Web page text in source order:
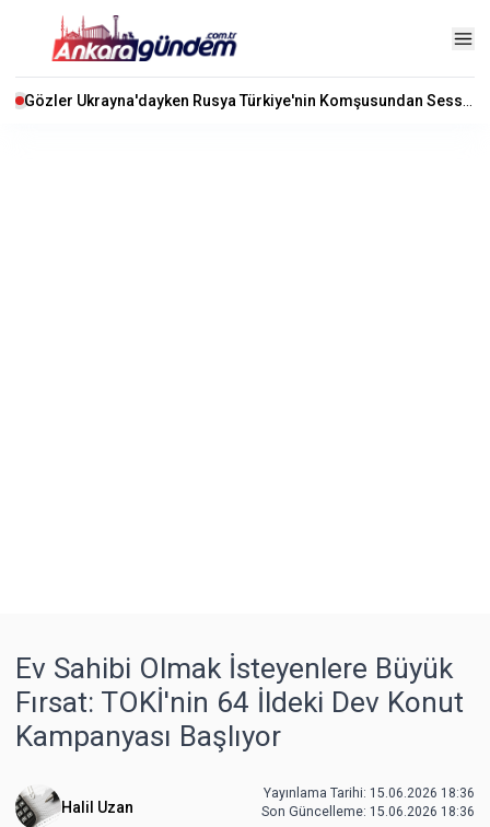
Ev Sahibi Olmak İsteyenlere Büyük
Fırsat: TOKİ'nin 64 İldeki Dev Konut
Kampanyası Başlıyor
Halil Uzan
Yayınlama Tarihi: 15.06.2026 18:36
Son Güncelleme: 15.06.2026 18:36